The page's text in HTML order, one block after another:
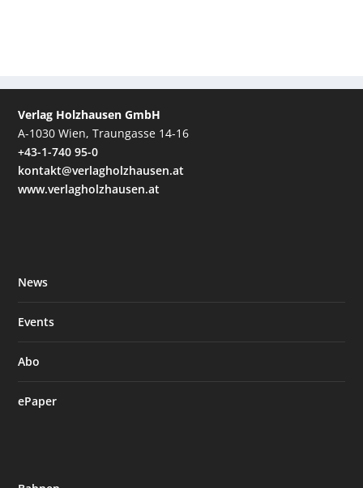
Verlag Holzhausen GmbH
A-1030 Wien, Traungasse 14-16
+43-1-740 95-0
kontakt@verlagholzhausen.at
www.verlagholzhausen.at
News
Events
Abo
ePaper